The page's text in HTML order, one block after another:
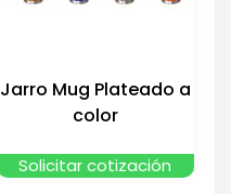
Jarro Mug Plateado a
color
Solicitar cotización